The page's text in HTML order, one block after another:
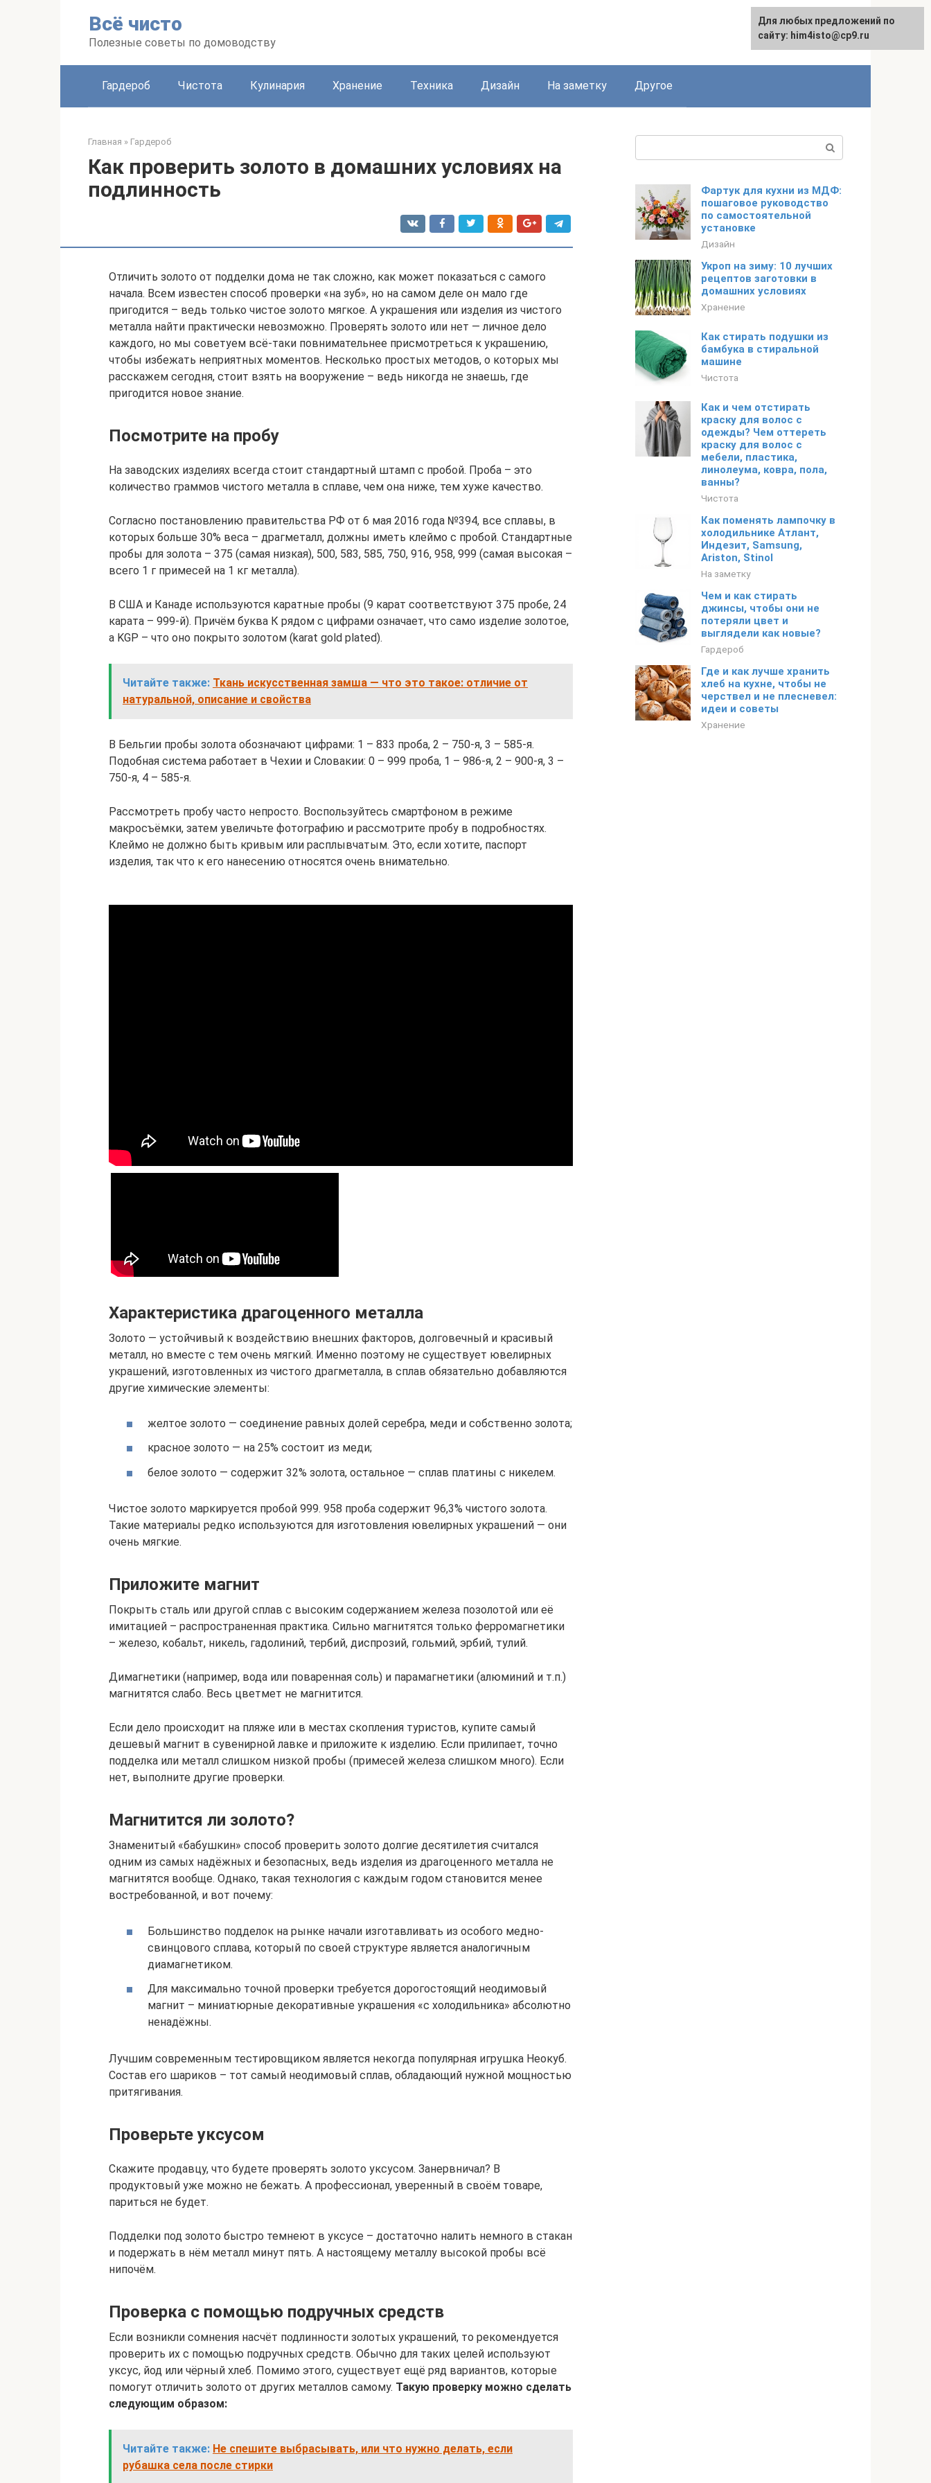
Всё чисто
Полезные советы по домоводству
Гардероб Чистота Кулинария Хранение Техника Дизайн На заметку Другое
Главная » Гардероб
Как проверить золото в домашних условиях на
подлинность
Отличить золото от подделки дома не так сложно, как может показаться с самого
начала. Всем известен способ проверки «на зуб», но на самом деле он мало где
пригодится – ведь только чистое золото мягкое. А украшения или изделия из чистого
металла найти практически невозможно. Проверять золото или нет — личное дело
каждого, но мы советуем всё-таки повнимательнее присмотреться к украшению,
чтобы избежать неприятных моментов. Несколько простых методов, о которых мы
расскажем сегодня, стоит взять на вооружение – ведь никогда не знаешь, где
пригодится новое знание.
Посмотрите на пробу
На заводских изделиях всегда стоит стандартный штамп с пробой. Проба – это
количество граммов чистого металла в сплаве, чем она ниже, тем хуже качество.
Согласно постановлению правительства РФ от 6 мая 2016 года №394, все сплавы, в
которых больше 30% веса – драгметалл, должны иметь клеймо с пробой. Стандартные
пробы для золота – 375 (самая низкая), 500, 583, 585, 750, 916, 958, 999 (самая высокая –
всего 1 г примесей на 1 кг металла).
В США и Канаде используются каратные пробы (9 карат соответствуют 375 пробе, 24
карата – 999-й). Причём буква К рядом с цифрами означает, что само изделие золотое,
а KGP – что оно покрыто золотом (karat gold plated).
Читайте также: Ткань искусственная замша — что это такое: отличие от
натуральной, описание и свойства
В Бельгии пробы золота обозначают цифрами: 1 – 833 проба, 2 – 750-я, 3 – 585-я.
Подобная система работает в Чехии и Словакии: 0 – 999 проба, 1 – 986-я, 2 – 900-я, 3 –
750-я, 4 – 585-я.
Рассмотреть пробу часто непросто. Воспользуйтесь смартфоном в режиме
макросъёмки, затем увеличьте фотографию и рассмотрите пробу в подробностях.
Клеймо не должно быть кривым или расплывчатым. Это, если хотите, паспорт
изделия, так что к его нанесению относятся очень внимательно.
Характеристика драгоценного металла
Золото — устойчивый к воздействию внешних факторов, долговечный и красивый
металл, но вместе с тем очень мягкий. Именно поэтому не существует ювелирных
украшений, изготовленных из чистого драгметалла, в сплав обязательно добавляются
другие химические элементы:
желтое золото — соединение равных долей серебра, меди и собственно золота;
красное золото — на 25% состоит из меди;
белое золото — содержит 32% золота, остальное — сплав платины с никелем.
Чистое золото маркируется пробой 999. 958 проба содержит 96,3% чистого золота.
Такие материалы редко используются для изготовления ювелирных украшений — они
очень мягкие.
Приложите магнит
Покрыть сталь или другой сплав с высоким содержанием железа позолотой или её
имитацией – распространенная практика. Сильно магнитятся только ферромагнетики
– железо, кобальт, никель, гадолиний, тербий, диспрозий, гольмий, эрбий, тулий.
Димагнетики (например, вода или поваренная соль) и парамагнетики (алюминий и т.п.)
магнитятся слабо. Весь цветмет не магнитится.
Если дело происходит на пляже или в местах скопления туристов, купите самый
дешевый магнит в сувенирной лавке и приложите к изделию. Если прилипает, точно
подделка или металл слишком низкой пробы (примесей железа слишком много). Если
нет, выполните другие проверки.
Магнитится ли золото?
Знаменитый «бабушкин» способ проверить золото долгие десятилетия считался
одним из самых надёжных и безопасных, ведь изделия из драгоценного металла не
магнитятся вообще. Однако, такая технология с каждым годом становится менее
востребованной, и вот почему:
Большинство подделок на рынке начали изготавливать из особого медно-
свинцового сплава, который по своей структуре является аналогичным
диамагнетиком.
Для максимально точной проверки требуется дорогостоящий неодимовый
магнит – миниатюрные декоративные украшения «с холодильника» абсолютно
ненадёжны.
Лучшим современным тестировщиком является некогда популярная игрушка Неокуб.
Состав его шариков – тот самый неодимовый сплав, обладающий нужной мощностью
притягивания.
Проверьте уксусом
Скажите продавцу, что будете проверять золото уксусом. Занервничал? В
продуктовый уже можно не бежать. А профессионал, уверенный в своём товаре,
париться не будет.
Подделки под золото быстро темнеют в уксусе – достаточно налить немного в стакан
и подержать в нём металл минут пять. А настоящему металлу высокой пробы всё
нипочём.
Проверка с помощью подручных средств
Если возникли сомнения насчёт подлинности золотых украшений, то рекомендуется
проверить их с помощью подручных средств. Обычно для таких целей используют
уксус, йод или чёрный хлеб. Помимо этого, существует ещё ряд вариантов, которые
помогут отличить золото от других металлов самому. Такую проверку можно сделать
следующим образом:
Читайте также: Не спешите выбрасывать, или что нужно делать, если
рубашка села после стирки
Фартук для кухни из МДФ:
пошаговое руководство
по самостоятельной
установке
Дизайн
Укроп на зиму: 10 лучших
рецептов заготовки в
домашних условиях
Хранение
Как стирать подушки из
бамбука в стиральной
машине
Чистота
Как и чем отстирать
краску для волос с
одежды? Чем оттереть
краску для волос с
мебели, пластика,
линолеума, ковра, пола,
ванны?
Чистота
Как поменять лампочку в
холодильнике Атлант,
Индезит, Samsung,
Ariston, Stinol
На заметку
Чем и как стирать
джинсы, чтобы они не
потеряли цвет и
выглядели как новые?
Гардероб
Где и как лучше хранить
хлеб на кухне, чтобы не
черствел и не плесневел:
идеи и советы
Хранение
Для любых предложений по
сайту: him4isto@cp9.ru